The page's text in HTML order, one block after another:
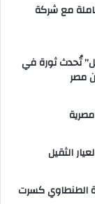
مع شركة
تُحدث ثورة في
مصر
الثقيل
الطنطاوي كسرت